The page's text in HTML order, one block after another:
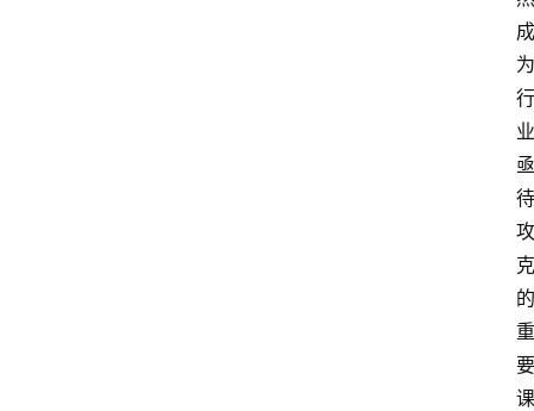
成
为
行
业
亟
待
攻
克
的
重
要
课